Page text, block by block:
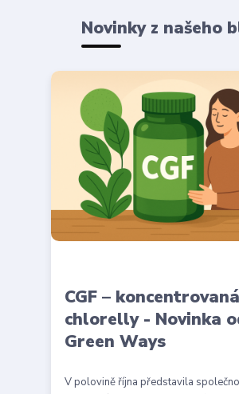
Novinky z našeho
CGF –
chlorelly - Novinka
Green Ways
V polovině října představila